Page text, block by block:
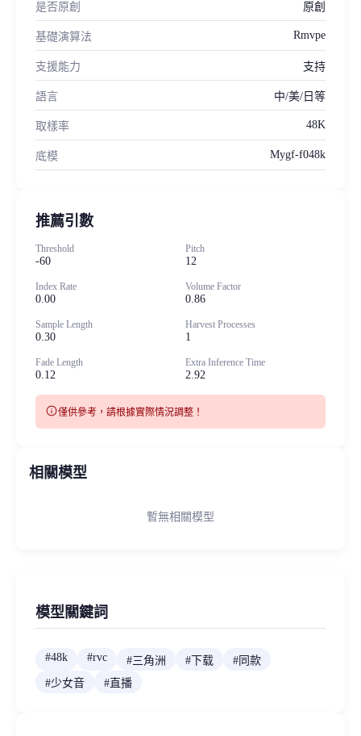
是否原創 原創
基礎演算法 Rmvpe
支援能力 支持
語言 中/美/日等
取樣率 48K
底模 Mygf-f048k
推薦引數
Threshold
-60
Pitch
12
Index Rate
0.00
Volume Factor
0.86
Sample Length
0.30
Harvest Processes
1
Fade Length
0.12
Extra Inference Time
2.92
info僅供參考，請根據實際情況調整！
相關模型
暫無相關模型
模型關鍵詞
#48k #rvc #三角洲 # 下载 # 同款
#少女音 #直播